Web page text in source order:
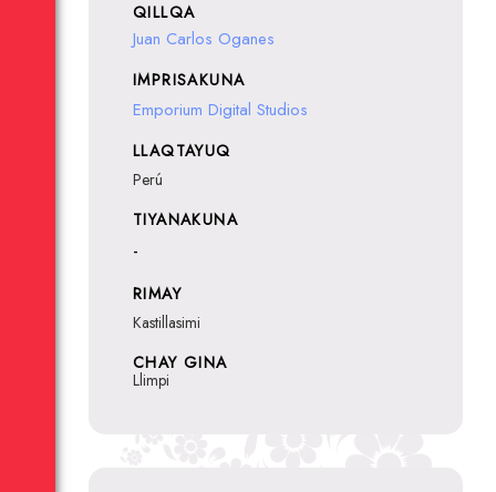
QILLQA
Juan Carlos Oganes
IMPRISAKUNA
Emporium Digital Studios
LLAQTAYUQ
Perú
TIYANAKUNA
-
RIMAY
Kastillasimi
CHAY GINA
Llimpi